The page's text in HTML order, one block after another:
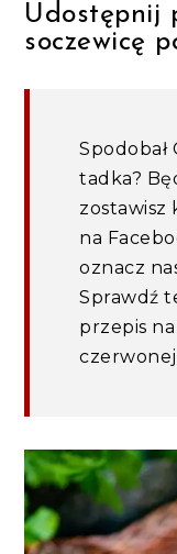
Udostępnij
soczewicę
Spodobał
tadka?
zostawisz
na
oznacz
Sprawdź
przepis
czerwonej